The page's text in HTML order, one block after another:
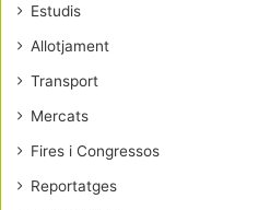
Estudis
Allotjament
Transport
Mercats
Fires i Congressos
Reportatges